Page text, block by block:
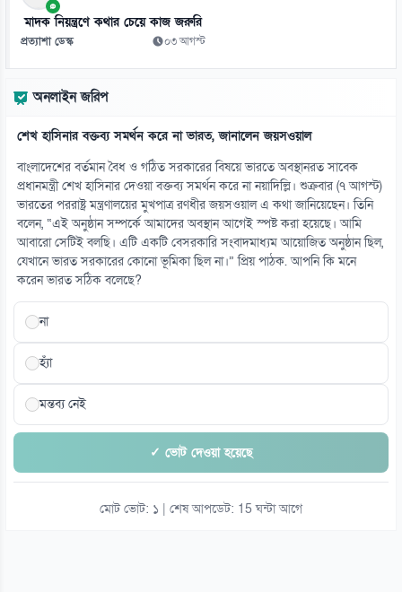
০৮ আগস্ট
০৮ আগস্ট
১৪
রুশ তেল কিনে বিপাকে ভারত-চীন, ১০০ শতাংশ শুল্কের বিল পাস
০৮ আগস্ট
১৫
৫৪ রানে অলআউট বাংলাদেশ, ইনিংস ব্যবধানে লজ্জার হার
০৮ আগস্ট
মাদক নিয়ন্ত্রণে কথার চেয়ে কাজ জরুরি
প্রত্যাশা ডেস্ক ০৩ আগস্ট
অনলাইন জরিপ
শেখ হাসিনার বক্তব্য সমর্থন করে না ভারত, জানালেন জয়সওয়াল
বাংলাদেশের বর্তমান বৈধ ও গঠিত সরকারের বিষয়ে ভারতে অবস্থানরত সাবেক
প্রধানমন্ত্রী শেখ হাসিনার দেওয়া বক্তব্য সমর্থন করে না নয়াদিল্লি। শুক্রবার (৭ আগস্ট)
ভারতের পররাষ্ট্র মন্ত্রণালয়ের মুখপাত্র রণধীর জয়সওয়াল এ কথা জানিয়েছেন। তিনি
বলেন, “এই অনুষ্ঠান সম্পর্কে আমাদের অবস্থান আগেই স্পষ্ট করা হয়েছে। আমি
আবারো সেটিই বলছি। এটি একটি বেসরকারি সংবাদমাধ্যম আয়োজিত অনুষ্ঠান ছিল,
যেখানে ভারত সরকারের কোনো ভূমিকা ছিল না।” প্রিয় পাঠক. আপনি কি মনে
করেন ভারত সঠিক বলেছে?
না
হ্যাঁ
মন্তব্য নেই
✓ ভোট দেওয়া হয়েছে
মোট ভোট: ১ | শেষ আপডেট: 15 ঘন্টা আগে